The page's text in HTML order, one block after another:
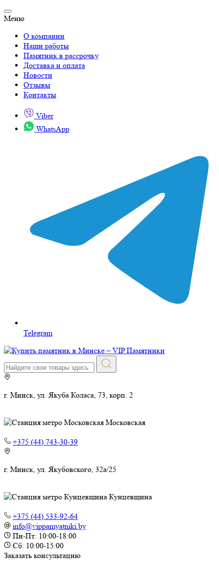
Меню
О компании
Наши работы
Памятник в рассрочку
Доставка и оплата
Новости
Отзывы
Контакты
Viber
WhatsApp
Telegram
г. Минск, ул. Якуба Коласа, 73, корп. 2
Московская
+375 (44) 743-30-39
г. Минск, ул. Якубовского, 32а/25
Кунцевщина
+375 (44) 533-92-64
info@vippamyatniki.by
Пн-Пт: 10:00-18:00
Сб: 10:00-15:00
Заказать консультацию